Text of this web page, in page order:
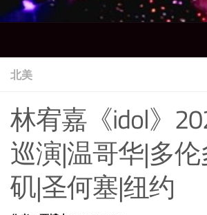
北美
林宥嘉《idol》
巡演|温哥华|多
矶|圣何塞|纽约